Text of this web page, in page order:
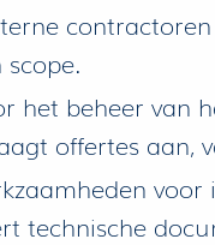
contractoren
beheer van
offertes
voor
technische